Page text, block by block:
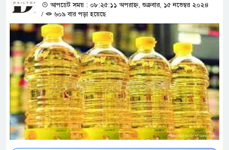
আপডেট সময় : ০৮:২৫:১১ অপরাহ্ন, শুক্রবার, ১৫ নভেম্বর ২০২৪
/
৬০৯ বার পড়া হয়েছে